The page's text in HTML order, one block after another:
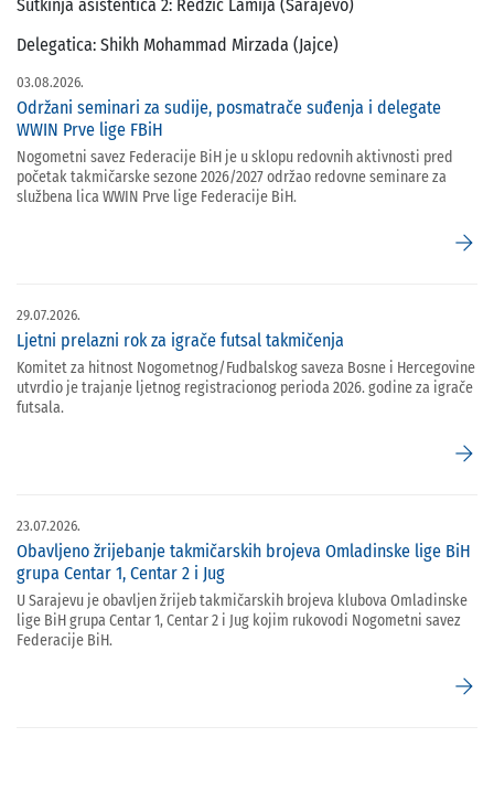
Sutkinja asistentica 2: Redžić Lamija (Sarajevo)
Delegatica: Shikh Mohammad Mirzada (Jajce)
03.08.2026.
Održani seminari za sudije, posmatrače suđenja i delegate
WWIN Prve lige FBiH
Nogometni savez Federacije BiH je u sklopu redovnih aktivnosti pred
početak takmičarske sezone 2026/2027 održao redovne seminare za
službena lica WWIN Prve lige Federacije BiH.
arrow_forward
29.07.2026.
Ljetni prelazni rok za igrače futsal takmičenja
Komitet za hitnost Nogometnog/Fudbalskog saveza Bosne i Hercegovine
utvrdio je trajanje ljetnog registracionog perioda 2026. godine za igrače
futsala.
arrow_forward
23.07.2026.
Obavljeno žrijebanje takmičarskih brojeva Omladinske lige BiH
grupa Centar 1, Centar 2 i Jug
U Sarajevu je obavljen žrijeb takmičarskih brojeva klubova Omladinske
lige BiH grupa Centar 1, Centar 2 i Jug kojim rukovodi Nogometni savez
Federacije BiH.
arrow_forward